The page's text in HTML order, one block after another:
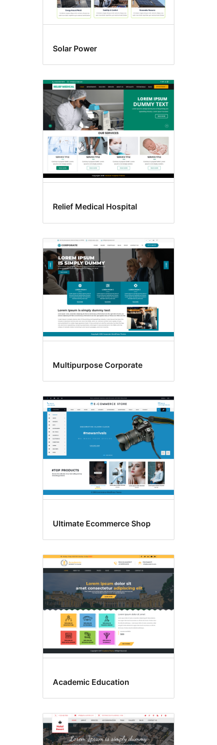
Solar Power
Relief Medical Hospital
Multipurpose Corporate
Ultimate Ecommerce Shop
Academic Education